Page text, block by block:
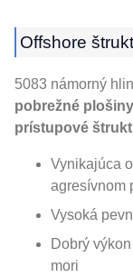
Offshore
5083 námorný
pobrežné
prístupové
Vynikajúca
agresívnom
Vysoká
Dobrý
mori